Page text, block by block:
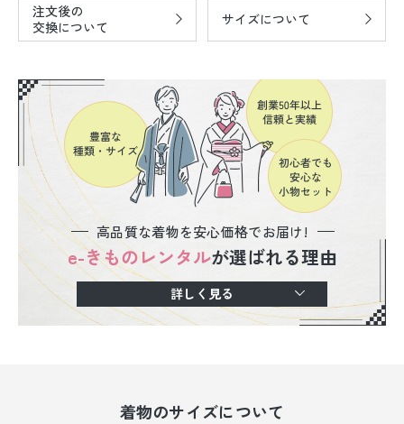
注文後の
交換について
サイズについて
高品質な着物を安心価格でお届け!
e-きものレンタルが選ばれる理由
詳しく見る
着物のサイズについて